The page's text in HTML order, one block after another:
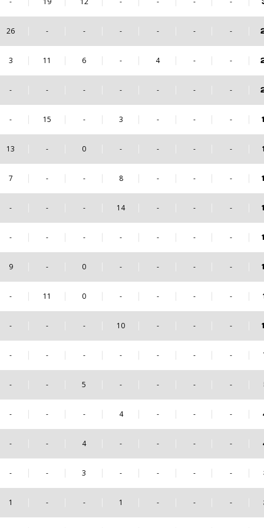
26 - - - - - -
3 11 6 - 4 - -
- - - - - - -
- 15 - 3 - - -
13 - 0 - - - -
7 - - 8 - - -
- - - 14 - - -
- - - - - - -
9 - 0 - - - -
- 11 0 - - - -
- - - 10 - - -
- - - - - - -
- - 5 - - - -
- - - 4 - - -
- - 4 - - - -
- - 3 - - - -
1 - - 1 - - -